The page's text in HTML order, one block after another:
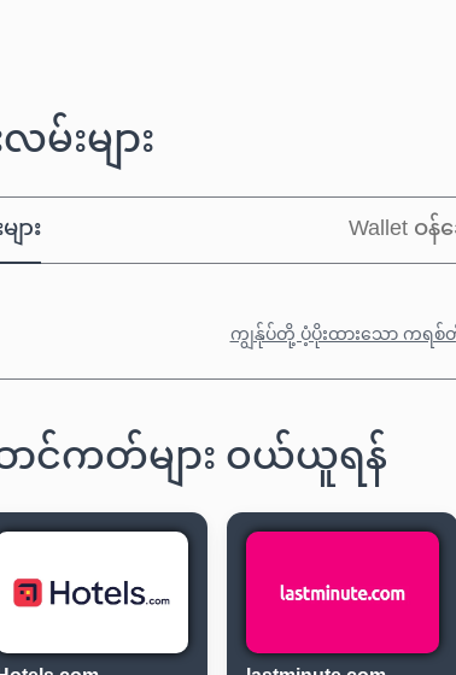
းများ
ား Wallet ဝန်
ကျွန်ုပ်တို့ ပံ့ပိုးထားသော ကရစ်
င်ကတ်များ ဝယ်ယူရန်